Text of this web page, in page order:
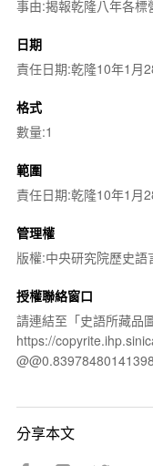
事由:揭報乾隆八年各標
日期
責任日期:乾隆10年1月
格式
數量:1
範圍
責任日期:乾隆10年1月
管理權
版權:中央研究院歷史語
授權聯絡窗口
請連結至「史語所藏品
https://
分享本文